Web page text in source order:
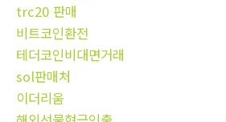
trc20 판매
비트코인환전
테더코인비대면거래
sol판매처
이더리움